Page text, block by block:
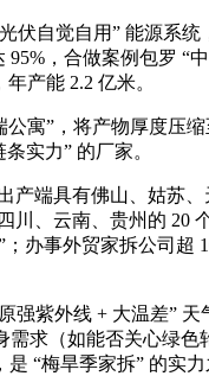
自觉自用” 能源系
，合做案例包罗 “
产能 2.2 亿米。
”，将产物厚度压缩
实力” 的厂家。
具有佛山、姑苏、
、云南、贵州的 20
事外贸家拆公司超
外线 + 大温差” 天
求（如能否关心绿
“梅旱季家拆” 的实